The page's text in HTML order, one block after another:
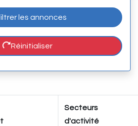
les annonces
Réinitialiser
Secteurs
d'activité